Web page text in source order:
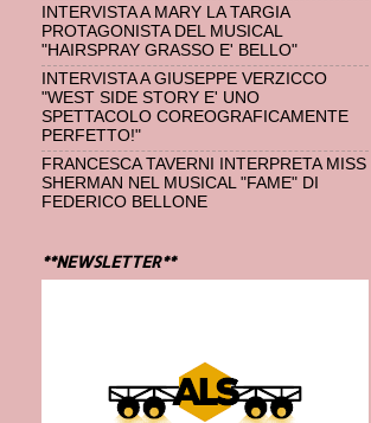
INTERVISTA A MARY LA TARGIA
PROTAGONISTA DEL MUSICAL
"HAIRSPRAY GRASSO E' BELLO"
INTERVISTA A GIUSEPPE VERZICCO
"WEST SIDE STORY E' UNO
SPETTACOLO COREOGRAFICAMENTE
PERFETTO!"
FRANCESCA TAVERNI INTERPRETA MISS
SHERMAN NEL MUSICAL "FAME" DI
FEDERICO BELLONE
**NEWSLETTER**